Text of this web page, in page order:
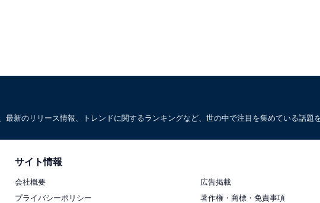
新のリリース情報、トレンドに関するランキングなど、世の中で注目を集めている話題
サイト情報
会社概要
広告掲載
プライバシーポリシー
著作権・商標・免責事項